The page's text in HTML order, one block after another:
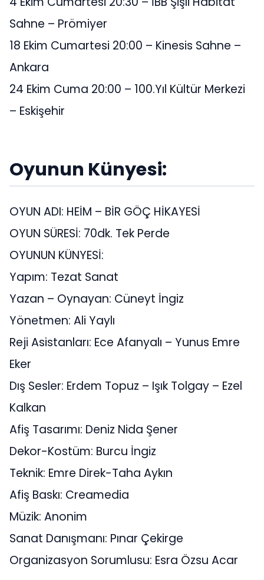
Sahne – Prömiyer
18 Ekim Cumartesi 20:00 – Kinesis Sahne –
Ankara
24 Ekim Cuma 20:00 – 100.Yıl Kültür Merkezi
– Eskişehir
Oyunun Künyesi:
OYUN ADI: HEİM – BİR GÖÇ HİKAYESİ
OYUN SÜRESİ: 70dk. Tek Perde
OYUNUN KÜNYESİ:
Yapım: Tezat Sanat
Yazan – Oynayan: Cüneyt İngiz
Yönetmen: Ali Yaylı
Reji Asistanları: Ece Afanyalı – Yunus Emre
Eker
Dış Sesler: Erdem Topuz – Işık Tolgay – Ezel
Kalkan
Afiş Tasarımı: Deniz Nida Şener
Dekor-Kostüm: Burcu İngiz
Teknik: Emre Direk-Taha Aykın
Afiş Baskı: Creamedia
Müzik: Anonim
Sanat Danışmanı: Pınar Çekirge
Organizasyon Sorumlusu: Esra Özsu Acar